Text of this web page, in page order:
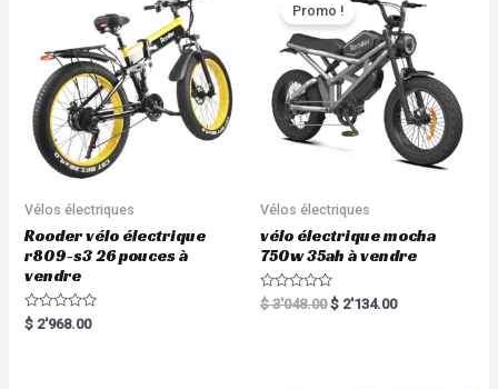
Vélos électriques
Rooder vélo électrique
r809-s3 26 pouces à
vendre
R
a
$ 2'968.00
Promo !
Vélos électriques
vélo électrique mocha
750w 35ah à vendre
R
a
$3'048.00 $ 2'134.00